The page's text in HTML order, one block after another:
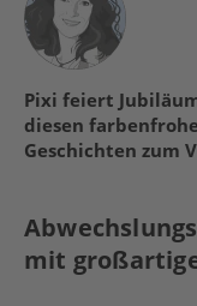
Pixi feiert
diesen
Geschichten zum
mit